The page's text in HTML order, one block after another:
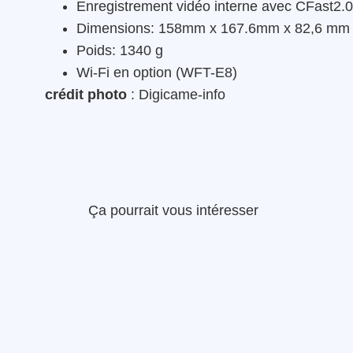
Enregistrement vidéo interne avec
Dimensions: 158mm x 167.6mm x 82,6 mm
Poids: 1340 g
Wi-Fi en option (WFT-E8)
crédit photo : Digicame-info
Ça pourrait vous intéresser